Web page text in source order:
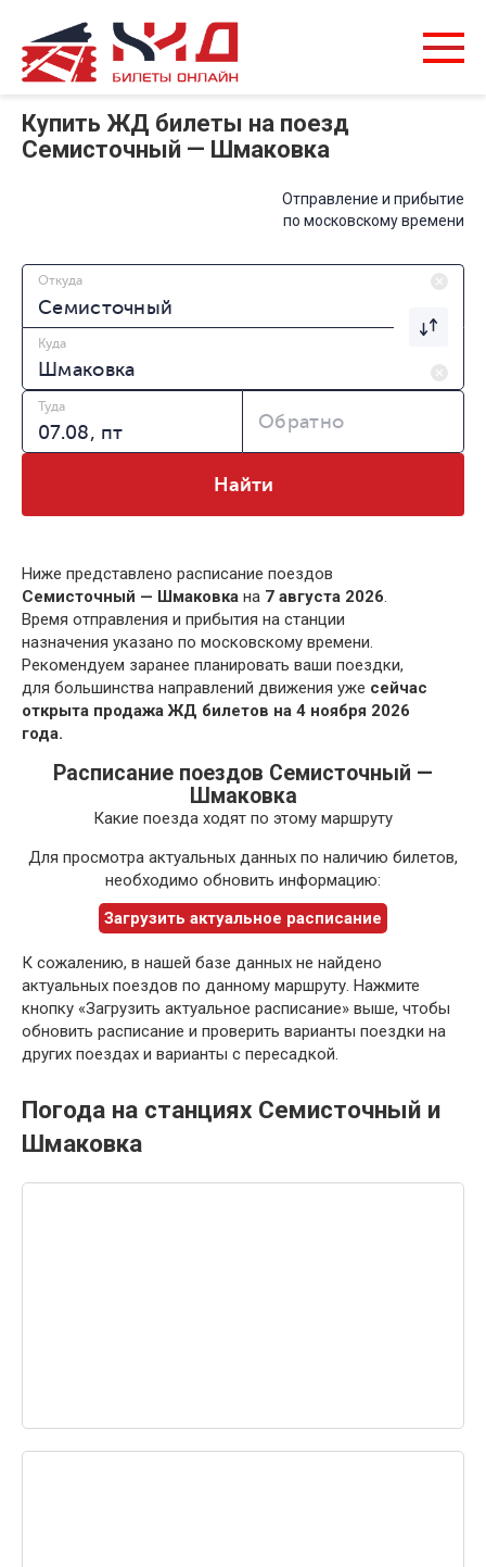
Купить ЖД билеты на поезд
Семисточный — Шмаковка
Отправление и прибытие
по московскому времени
Откуда
Куда
Туда
Обратно
Найти
Ниже представлено расписание поездов
Семисточный — Шмаковка на 7 августа 2026.
Время отправления и прибытия на станции
назначения указано по московскому времени.
Рекомендуем заранее планировать ваши поездки,
для большинства направлений движения уже сейчас
открыта продажа ЖД билетов на 4 ноября 2026
года.
Расписание поездов Семисточный —
Шмаковка
Какие поезда ходят по этому маршруту
Для просмотра актуальных данных по наличию билетов,
необходимо обновить информацию:
Загрузить актуальное расписание
К сожалению, в нашей базе данных не найдено
актуальных поездов по данному маршруту. Нажмите
кнопку «Загрузить актуальное расписание» выше, чтобы
обновить расписание и проверить варианты поездки на
других поездах и варианты с пересадкой.
Погода на станциях Семисточный и
Шмаковка